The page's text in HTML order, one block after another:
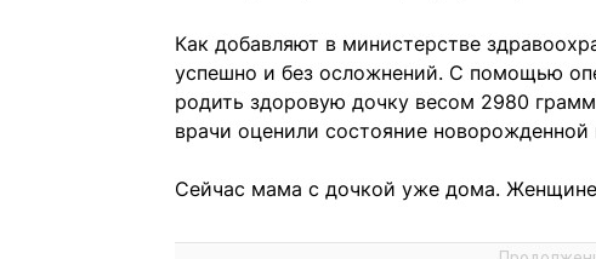
Как добавляют в министерстве
успешно и без осложнений. С помощью
родить здоровую дочку весом 2980
врачи оценили состояние
Сейчас мама с дочкой уже дома.